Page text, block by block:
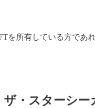
を所有している方であれ
・スターシ